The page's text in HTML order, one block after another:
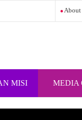
About
MISI MEDIA